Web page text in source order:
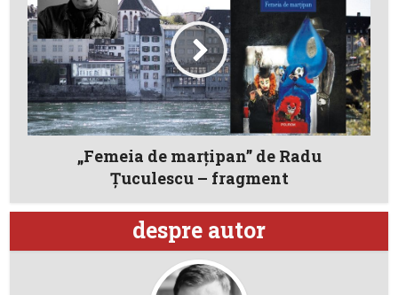
„Femeia de marțipan” de Radu
Țuculescu – fragment
despre autor